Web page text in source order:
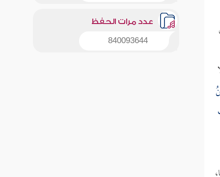
عدد مرات الحفظ
840093644